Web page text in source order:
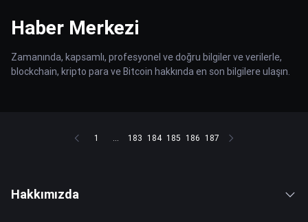
Haber Merkezi
Zamanında, kapsamlı, profesyonel ve doğru bilgiler ve verilerle,
blockchain, kripto para ve Bitcoin hakkında en son bilgilere ulaşın.
1 ... 183 184 185 186 187
Hakkımızda